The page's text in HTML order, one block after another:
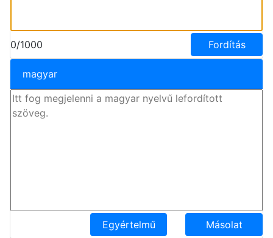
0/1000 Fordítás
magyar
Egyértelmű Másolat